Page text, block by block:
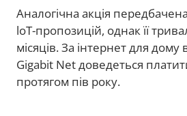
Аналогічна акція
loT-пропозицій, однак її
місяців. За інтернет для дому
Gigabit Net доведеться
протягом пів року.